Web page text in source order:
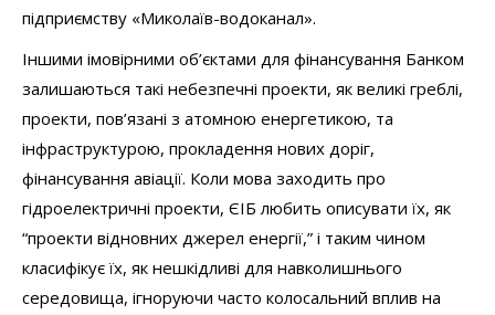
підприємству «Миколаїв-водоканал».
Іншими імовірними об’єктами для фінансування Банком
залишаються такі небезпечні проекти, як великі греблі,
проекти, пов’язані з атомною енергетикою, та
інфраструктурою, прокладення нових доріг,
фінансування авіації. Коли мова заходить про
гідроелектричні проекти, ЄІБ любить описувати їх, як
“проекти відновних джерел енергії,” і таким чином
класифікує їх, як нешкідливі для навколишнього
середовища, ігноруючи часто колосальний вплив на